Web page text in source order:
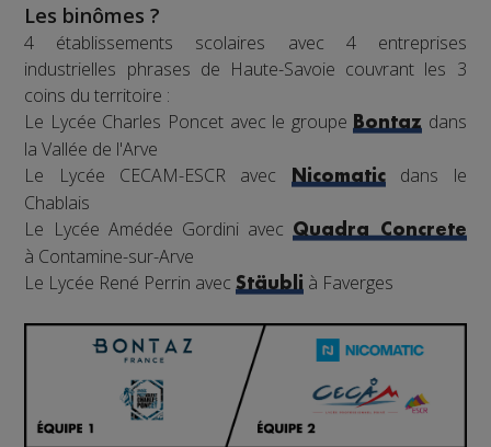
Les binômes ?
4 établissements scolaires avec 4 entreprises
industrielles phrases de Haute-Savoie couvrant les 3
coins du territoire :
Le Lycée Charles Poncet avec le groupe Bontaz dans
la Vallée de l'Arve
Le Lycée CECAM-ESCR avec
Nicomaticdans le
Chablais
Le Lycée Amédée Gordini avecQuadra Concrete
à Contamine-sur-Arve
Le Lycée René Perrin avecStäubli à Faverges